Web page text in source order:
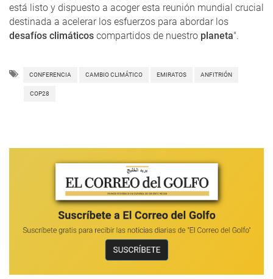
está listo y dispuesto a acoger esta reunión mundial crucial
destinada a acelerar los esfuerzos para abordar los
desafíos climáticos compartidos de nuestro planeta".
CONFERENCIA CAMBIO CLIMÁTICO EMIRATOS ANFITRIÓN
COP28